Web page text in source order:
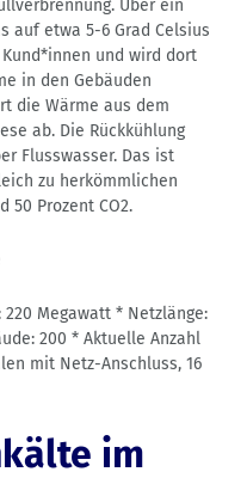
Über ein
auf etwa 5-6 Grad Celsius
und wird dort
in den Gebäuden
die Wärme aus dem
ab. Die Rückkühlung
Flusswasser. Das ist
zu herkömmlichen
50 Prozent CO2.
Megawatt * Netzlänge:
200 * Aktuelle Anzahl
mit Netz-Anschluss, 16
im